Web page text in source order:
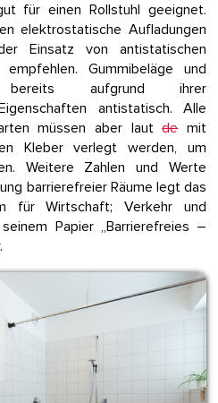
für einen Rollstuhl geeignet.
elektrostatische Aufladungen
Einsatz von antistatischen
Gummibeläge und
aufgrund ihrer
antistatisch. Alle
müssen aber lautdemit
Kleber verlegt werden, um
Weitere Zahlen und Werte
barrierefreier Räume legt das
für Wirtschaft; Verkehr und
Papier „Barrierefreies –